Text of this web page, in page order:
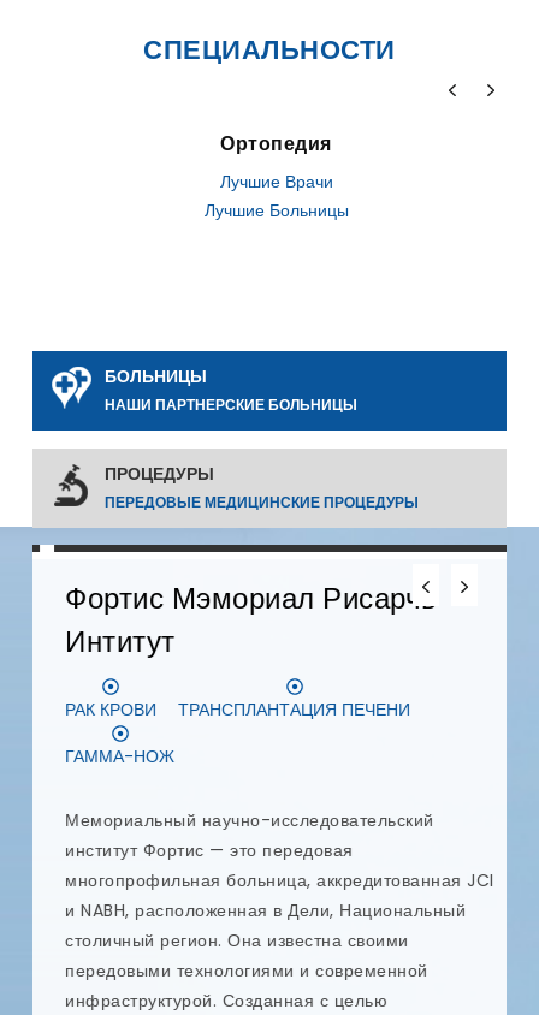
СПЕЦИАЛЬНОСТИ
Ортопедия
Лучшие Врачи
Лучшие Больницы
БОЛЬНИЦЫ
НАШИ ПАРТНЕРСКИЕ БОЛЬНИЦЫ
ПРОЦЕДУРЫ
ПЕРЕДОВЫЕ МЕДИЦИНСКИЕ ПРОЦЕДУРЫ
0 0 0
Фортис Мэмориал Рисарчь
Интитут
РАК КРОВИ
ТРАНСПЛАНТАЦИЯ ПЕЧЕНИ
ГАММА-НОЖ
Мемориальный научно-исследовательский
институт Фортис — это передовая
многопрофильная больница, аккредитованная JCI
и NABH, расположенная в Дели, Национальный
столичный регион. Она известна своими
передовыми технологиями и современной
инфраструктурой. Созданная с целью